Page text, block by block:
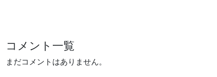
コメント一覧
まだコメントはありません。